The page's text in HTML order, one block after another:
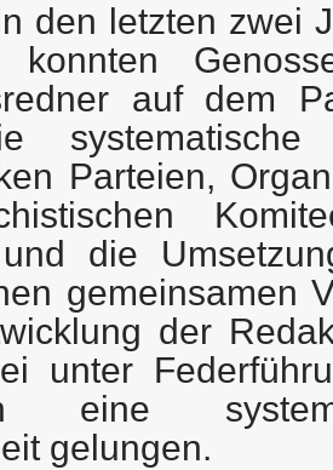
den letzten zwei
konnten
auf dem
systematische
Parteien,
die
gemeinsamen
der
unter
eine
gelungen.